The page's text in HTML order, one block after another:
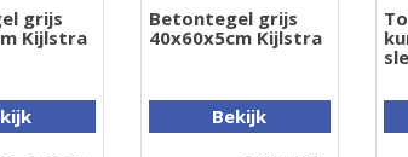
grijs
Kijlstra
Betontegel grijs
40x60x5cm Kijlstra
Bekijk